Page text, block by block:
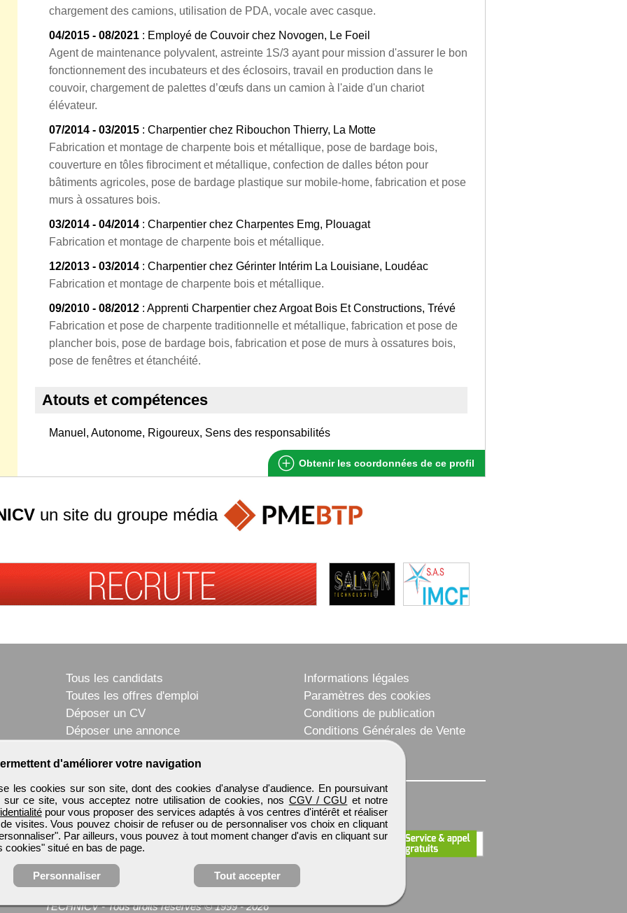
chargement des camions, utilisation de PDA, vocale avec casque.
04/2015 - 08/2021 : Employé de Couvoir chez Novogen, Le Foeil
Agent de maintenance polyvalent, astreinte 1S/3 ayant pour mission d'assurer le bon
fonctionnement des incubateurs et des éclosoirs, travail en production dans le
couvoir, chargement de palettes d’œufs dans un camion à l'aide d'un chariot
élévateur.
07/2014 - 03/2015 : Charpentier chez Ribouchon Thierry, La Motte
Fabrication et montage de charpente bois et métallique, pose de bardage bois,
couverture en tôles fibrociment et métallique, confection de dalles béton pour
bâtiments agricoles, pose de bardage plastique sur mobile-home, fabrication et pose
murs à ossatures bois.
03/2014 - 04/2014 : Charpentier chez Charpentes Emg, Plouagat
Fabrication et montage de charpente bois et métallique.
12/2013 - 03/2014 : Charpentier chez Gérinter Intérim La Louisiane, Loudéac
Fabrication et montage de charpente bois et métallique.
09/2010 - 08/2012 : Apprenti Charpentier chez Argoat Bois Et Constructions, Trévé
Fabrication et pose de charpente traditionnelle et métallique, fabrication et pose de
plancher bois, pose de bardage bois, fabrication et pose de murs à ossatures bois,
pose de fenêtres et étanchéité.
Atouts et compétences
Manuel, Autonome, Rigoureux, Sens des responsabilités
Obtenir les coordonnées de ce profil
d'améliorer votre navigation
les cookies sur son site, dont des cookies d'analyse d'audience. En poursuivant
sur ce site, vous acceptez notre utilisation de cookies, nos CGV / CGU et notre
pour vous proposer des services adaptés à vos centres d'intérêt et réaliser
visites. Vous pouvez choisir de refuser ou de personnaliser vos choix en cliquant
Par ailleurs, vous pouvez à tout moment changer d'avis en cliquant sur
cookies" situé en bas de page.
Personnaliser Tout accepter
un site du groupe média
Tous les candidats
Toutes les offres d'emploi
Déposer un CV
Déposer une annonce
Informations légales
Paramètres des cookies
Conditions de publication
Conditions Générales de Vente
TECHNICV -Tous droits réservés © 1999 - 2026